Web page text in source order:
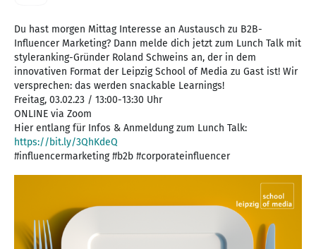
Du hast morgen Mittag Interesse an Austausch zu B2B-
Influencer Marketing? Dann melde dich jetzt zum Lunch Talk mit
styleranking-Gründer Roland Schweins an, der in dem
innovativen Format der Leipzig School of Media zu Gast ist! Wir
versprechen: das werden snackable Learnings!
Freitag, 03.02.23 / 13:00-13:30 Uhr
ONLINE via Zoom
https://bit.ly/3QhKdeQ
#influencermarketing #b2b #corporateinfluencer